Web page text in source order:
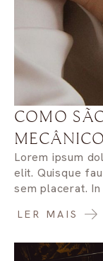
COMO
Lorem ipsum
elit. Quisque
sem placerat.
LER MAIS